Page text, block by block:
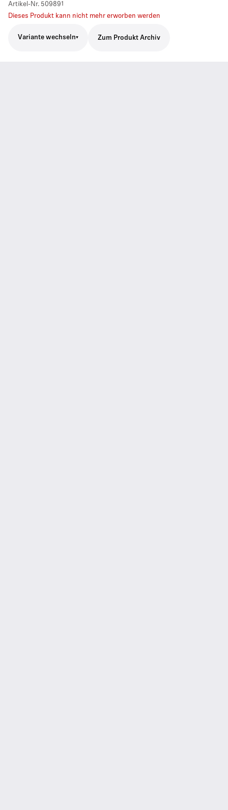
Artikel-Nr. 509891
Dieses Produkt kann nicht mehr erworben werden
Variante wechseln Zum Produkt Archiv